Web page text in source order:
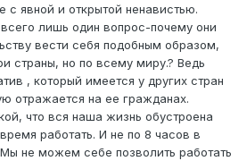
с явной и открытой ненавистью.
лишь один вопрос-почему они
вести себя подобным образом,
страны, но по всему миру.? Ведь
, который имеется у других стран
отражается на ее гражданах.
что вся наша жизнь обустроена
работать. И не по 8 часов в
не можем себе позволить работать